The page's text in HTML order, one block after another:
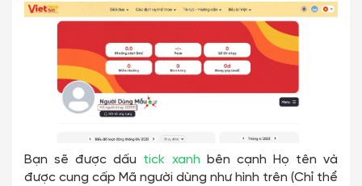
Bạn sẽ được dấu tick xanh bên cạnh Họ tên và
được cung cấp Mã người dùng như hình trên (Chỉ thể